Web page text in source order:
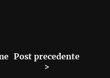
Post precedente
>